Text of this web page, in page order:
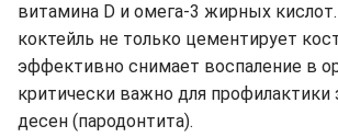
витамина D и омега-3 жирных
коктейль не только цементирует
эффективно снимает воспаление в
критически важно для профилактики
десен (пародонтита).